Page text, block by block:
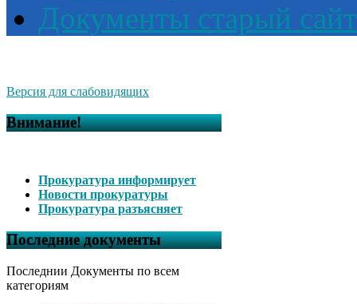
Документы старый сайт
Версия для слабовидящих
Внимание!
Прокуратура информирует
Новости прокуратуры
Прокуратура разъясняет
Последние документы
Последнии Документы по всем
категориям